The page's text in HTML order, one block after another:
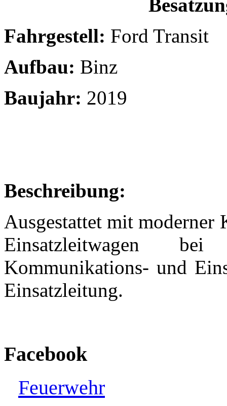
Fahrgestell: Ford Transit
Aufbau: Binz
Baujahr: 2019
Beschreibung:
Ausgestattet mit
Einsatzleitwagen
Kommunikations- und
Einsatzleitung.
Facebook
Feuerwehr